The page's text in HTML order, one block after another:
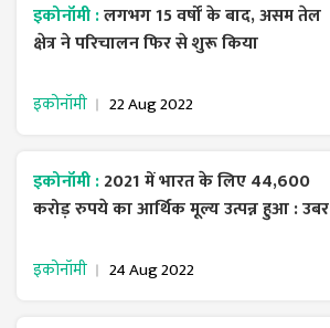
इकोनॉमी :लगभग 15 वर्षों के बाद, असम तेल
क्षेत्र ने परिचालन फिर से शुरू किया
इकोनॉमी 22 Aug 2022
इकोनॉमी :2021 में भारत के लिए 44,600
करोड़ रुपये का आर्थिक मूल्य उत्पन्न हुआ : उबर
इकोनॉमी 24 Aug 2022